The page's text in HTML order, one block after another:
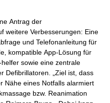
Antrag der
weitere Verbesserungen: Eine
und Telefonanleitung für
kompatible App-Lösung für
sowie eine zentrale
Defibrillatoren. „Ziel ist, dass
Nähe eines Notfalls alarmiert
bzw. Reanimation